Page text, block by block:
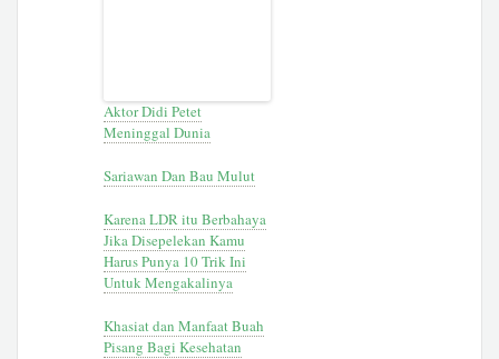
Aktor Didi Petet
Meninggal Dunia
Sariawan Dan Bau Mulut
Karena LDR itu Berbahaya
Jika Disepelekan Kamu
Harus Punya 10 Trik Ini
Untuk Mengakalinya
Khasiat dan Manfaat Buah
Pisang Bagi Kesehatan